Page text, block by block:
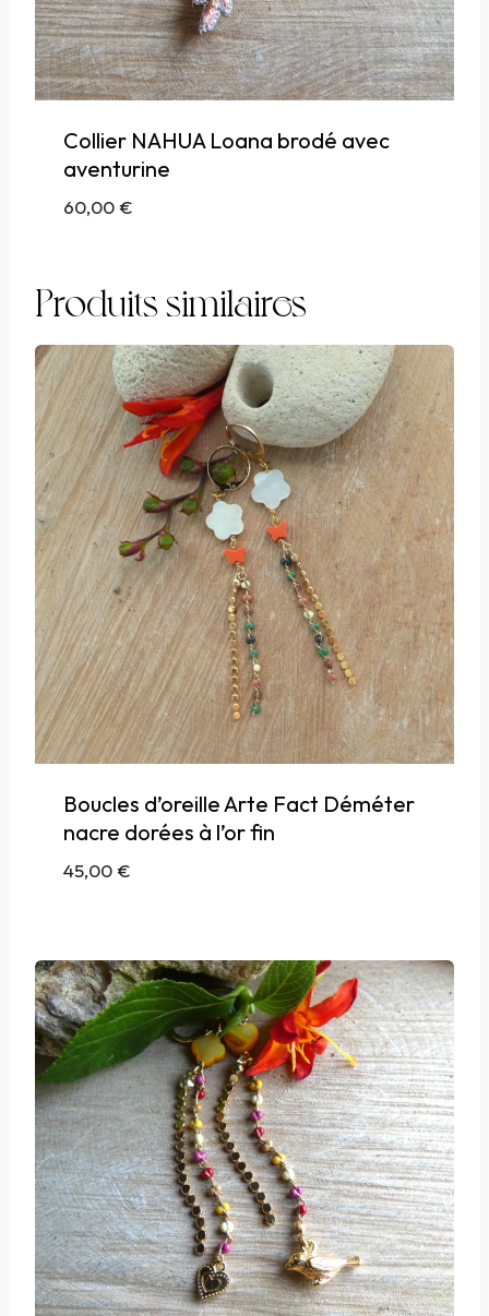
Collier NAHUA Loana brodé avec
aventurine
60,00€
Produits similaires
Boucles d’oreille Arte Fact Déméter
nacre dorées à l’or fin
45,00€